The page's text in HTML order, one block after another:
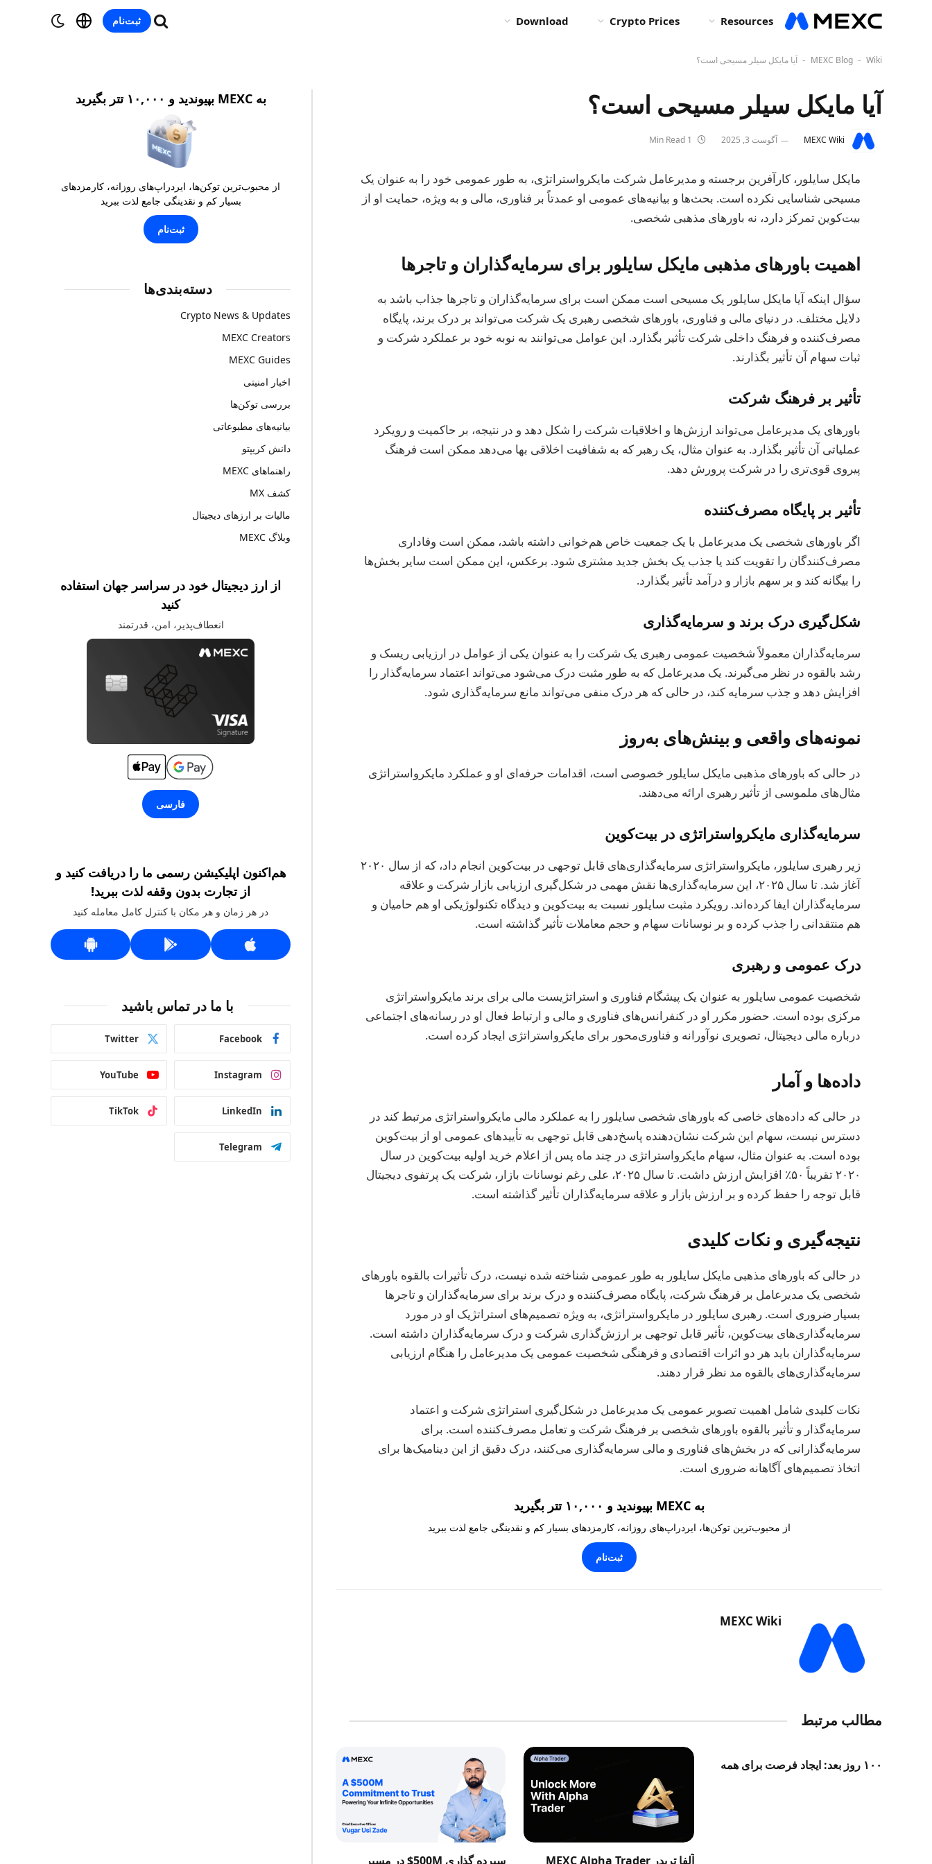
Resources
Crypto Prices
Download ثبت‌نام
MEXC Blog - Wiki
- آیا مایکل سیلر مسیحی است؟
آیا مایکل سیلر مسیحی است؟
MEXC Wiki آگوست 3, 2025
مایکل سایلور، کارآفرین برجسته و مدیرعامل شرکت مایکرواستراتژی، به طور عمومی خود را به عنوان یک
مسیحی شناسایی نکرده است. بحث‌ها و بیانیه‌های عمومی او عمدتاً بر فناوری، مالی و به ویژه، حمایت او از
بیت‌کوین تمرکز دارد، نه باورهای مذهبی شخصی.
اهمیت باورهای مذهبی مایکل سایلور برای سرمایه‌گذاران و تاجرها
سؤال اینکه آیا مایکل سایلور یک مسیحی است ممکن است برای سرمایه‌گذاران و تاجرها جذاب باشد به
دلایل مختلف. در دنیای مالی و فناوری، باورهای شخصی رهبری یک شرکت می‌تواند بر درک برند، پایگاه
مصرف‌کننده و فرهنگ داخلی شرکت تأثیر بگذارد. این عوامل می‌توانند به نوبه خود بر عملکرد شرکت و
ثبات سهام آن تأثیر بگذارند.
تأثیر بر فرهنگ شرکت
باورهای یک مدیرعامل می‌تواند ارزش‌ها و اخلاقیات شرکت را شکل دهد و در نتیجه، بر حاکمیت و رویکرد
عملیاتی آن تأثیر بگذارد. به عنوان مثال، یک رهبر که به شفافیت اخلاقی بها می‌دهد ممکن است فرهنگ
پیروی قوی‌تری را در شرکت پرورش دهد.
تأثیر بر پایگاه مصرف‌کننده
اگر باورهای شخصی یک مدیرعامل با یک جمعیت خاص هم‌خوانی داشته باشد، ممکن است وفاداری
مصرف‌کنندگان را تقویت کند یا جذب یک بخش جدید مشتری شود. برعکس، این ممکن است سایر بخش‌ها
را بیگانه کند و بر سهم بازار و درآمد تأثیر بگذارد.
شکل‌گیری درک برند و سرمایه‌گذاری
سرمایه‌گذاران معمولاً شخصیت عمومی رهبری یک شرکت را به عنوان یکی از عوامل در ارزیابی ریسک و
رشد بالقوه در نظر می‌گیرند. یک مدیرعامل که به طور مثبت درک می‌شود می‌تواند اعتماد سرمایه‌گذار را
افزایش دهد و جذب سرمایه کند، در حالی که هر درک منفی می‌تواند مانع سرمایه‌گذاری شود.
نمونه‌های واقعی و بینش‌های به‌روز
در حالی که باورهای مذهبی مایکل سایلور خصوصی است، اقدامات حرفه‌ای او و عملکرد مایکرواستراتژی
مثال‌های ملموسی از تأثیر رهبری ارائه می‌دهند.
سرمایه‌گذاری مایکرواستراتژی در بیت‌کوین
زیر رهبری سایلور، مایکرواستراتژی سرمایه‌گذاری‌های قابل توجهی در بیت‌کوین انجام داد، که از سال ۲۰۲۰
آغاز شد. تا سال ۲۰۲۵، این سرمایه‌گذاری‌ها نقش مهمی در شکل‌گیری ارزیابی بازار شرکت و علاقه
سرمایه‌گذاران ایفا کرده‌اند. رویکرد مثبت سایلور نسبت به بیت‌کوین و دیدگاه تکنولوژیکی او هم حامیان و
هم منتقدانی را جذب کرده و بر نوسانات سهام و حجم معاملات تأثیر گذاشته است.
درک عمومی و رهبری
شخصیت عمومی سایلور به عنوان یک پیشگام فناوری و استراتژیست مالی برای برند مایکرواستراتژی
مرکزی بوده است. حضور مکرر او در کنفرانس‌های فناوری و مالی و ارتباط فعال او در رسانه‌های اجتماعی
درباره مالی دیجیتال، تصویری نوآورانه و فناوری‌محور برای مایکرواستراتژی ایجاد کرده است.
داده‌ها و آمار
در حالی که داده‌های خاصی که باورهای شخصی سایلور را به عملکرد مالی مایکرواستراتژی مرتبط کند در
دسترس نیست، سهام این شرکت نشان‌دهنده پاسخ‌دهی قابل توجهی به تأییدهای عمومی او از بیت‌کوین
بوده است. به عنوان مثال، سهام مایکرواستراتژی در چند ماه پس از اعلام خرید اولیه بیت‌کوین در سال
۲۰۲۰ تقریباً ۵۰٪ افزایش ارزش داشت. تا سال ۲۰۲۵، علی رغم نوسانات بازار، شرکت یک پرتفوی دیجیتال
قابل توجه را حفظ کرده و بر ارزش بازار و علاقه سرمایه‌گذاران تأثیر گذاشته است.
نتیجه‌گیری و نکات کلیدی
در حالی که باورهای مذهبی مایکل سایلور به طور عمومی شناخته شده نیست، درک تأثیرات بالقوه باورهای
شخصی یک مدیرعامل بر فرهنگ شرکت، پایگاه مصرف‌کننده و درک برند برای سرمایه‌گذاران و تاجرها
بسیار ضروری است. رهبری سایلور در مایکرواستراتژی، به ویژه تصمیم‌های استراتژیک او در مورد
سرمایه‌گذاری‌های بیت‌کوین، تأثیر قابل توجهی بر ارزش‌گذاری شرکت و درک سرمایه‌گذاران داشته است.
سرمایه‌گذاران باید هر دو اثرات اقتصادی و فرهنگی شخصیت عمومی یک مدیرعامل را هنگام ارزیابی
سرمایه‌گذاری‌های بالقوه مد نظر قرار دهند.
نکات کلیدی شامل اهمیت تصویر عمومی یک مدیرعامل در شکل‌گیری استراتژی شرکت و اعتماد
سرمایه‌گذار و تأثیر بالقوه باورهای شخصی بر فرهنگ شرکت و تعامل مصرف‌کننده است. برای
سرمایه‌گذارانی که در بخش‌های فناوری و مالی سرمایه‌گذاری می‌کنند، درک دقیق از این دینامیک‌ها برای
اتخاذ تصمیم‌های آگاهانه ضروری است.
به MEXC بپیوندید و ۱۰,۰۰۰ تتر بگیرید
از محبوب‌ترین توکن‌ها، ایردراپ‌های روزانه، کارمزدهای بسیار کم و نقدینگی جامع لذت ببرید
ثبت‌نام
MEXC Wiki
مطالب مرتبط
۱۰۰ روز بعد: ایجاد فرصت برای همه
آلفا تریدر MEXC Alpha Trader سپرده گذاری 500M$ در مسیر
به MEXC بپیوندید و ۱۰,۰۰۰ تتر بگیرید
از محبوب‌ترین توکن‌ها، ایردراپ‌های روزانه، کارمزدهای
بسیار کم و نقدینگی جامع لذت ببرید
ثبت‌نام
دسته‌بندی‌ها
Crypto News & Updates
MEXC Creators
MEXC Guides
اخبار امنیتی
بررسی توکن‌ها
بیانیه‌های مطبوعاتی
دانش کریپتو
راهنماهای MEXC
کشف MX
مالیات بر ارزهای دیجیتال
وبلاگ MEXC
از ارز دیجیتال خود در سراسر جهان استفاده
کنید
انعطاف‌پذیر، امن، قدرتمند
فارسی
هم‌اکنون اپلیکیشن رسمی ما را دریافت کنید و
از تجارت بدون وقفه لذت ببرید!
در هر زمان و هر مکان با کنترل کامل معامله کنید
با ما در تماس باشید
Facebook
Twitter
Instagram
YouTube
LinkedIn
TikTok
Telegram